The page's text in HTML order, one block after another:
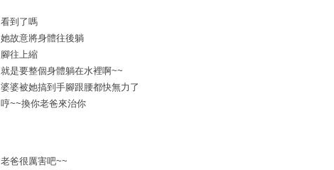
看到了嗎
她故意將身體往後躺
腳往上縮
就是要整個身體躺在水裡啊~~
婆婆被她搞到手腳跟腰都快無力了
哼~~換你老爸來治你
老爸很厲害吧~~